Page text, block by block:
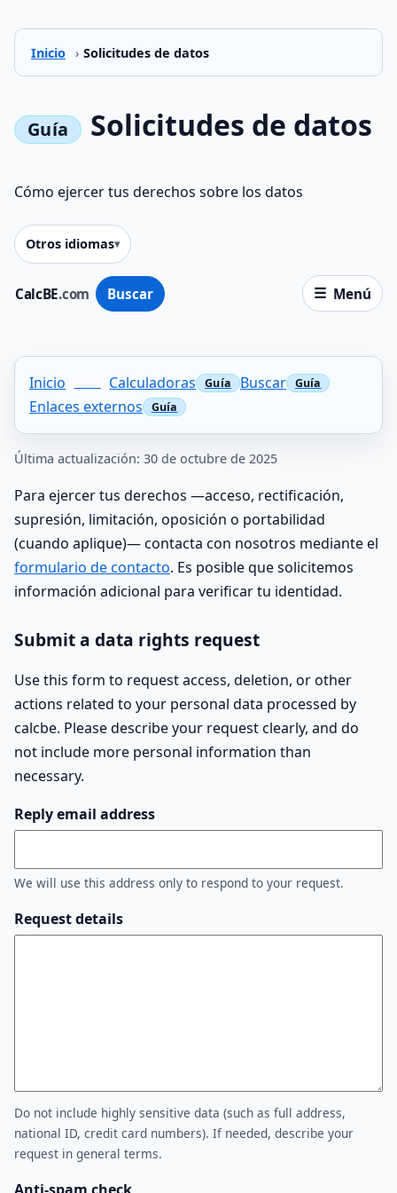
Inicio › Solicitudes de datos
CalcBE.com Buscar Menú
Solicitudes de datos
Cómo ejercer tus derechos sobre los datos
Otros idiomas
Inicio Calculadoras
Buscar
Enlaces externos
Última actualización: 30 de octubre de 2025
Para ejercer tus derechos —acceso, rectificación,
supresión, limitación, oposición o portabilidad
(cuando aplique)— contacta con nosotros mediante el
formulario de contacto. Es posible que solicitemos
información adicional para verificar tu identidad.
Submit a data rights request
Use this form to request access, deletion, or other
actions related to your personal data processed by
calcbe. Please describe your request clearly, and do
not include more personal information than
necessary.
Reply email address
We will use this address only to respond to your request.
Request details
Do not include highly sensitive data (such as full address,
national ID, credit card numbers). If needed, describe your
request in general terms.